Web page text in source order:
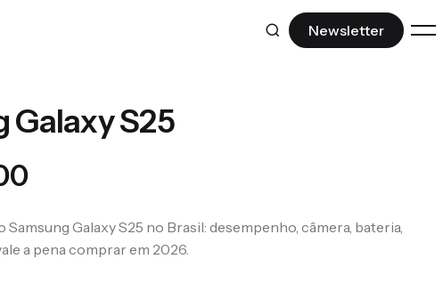
Ferramentas IA
Open source e ferramentas para
desenvolvedores.
Newsletter
Galaxy S25
Galaxy S25 no Brasil: desempenho, câmera, bateria,
a pena comprar em 2026.